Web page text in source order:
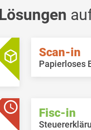
Scan-in
Papierloses
Fisc-in